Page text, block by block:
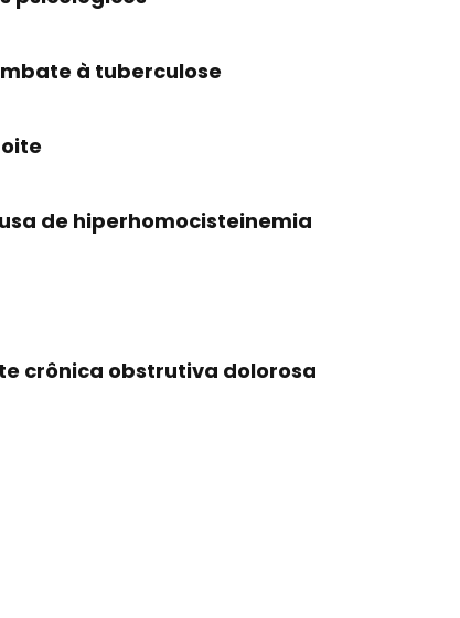
à tuberculose
de hiperhomocisteinemia
crônica obstrutiva dolorosa